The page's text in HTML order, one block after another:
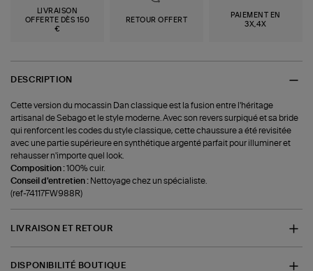
LIVRAISON
OFFERTE DÈS 150
€
RETOUR OFFERT
PAIEMENT EN
3X,4X
DESCRIPTION
Cette version du mocassin Dan classique est la fusion entre l'héritage
artisanal de Sebago et le style moderne. Avec son revers surpiqué et sa bride
qui renforcent les codes du style classique, cette chaussure a été revisitée
avec une partie supérieure en synthétique argenté parfait pour illuminer et
rehausser n'importe quel look.
Composition :100% cuir.
Conseil d'entretien : Nettoyage chez un spécialiste.
(ref-74117FW988R)
LIVRAISON ET RETOUR
DISPONIBILITÉ BOUTIQUE